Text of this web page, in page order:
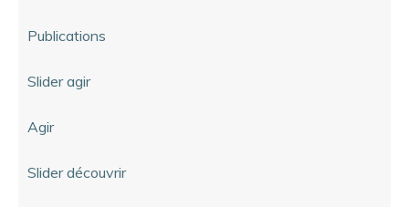
Publications
Slider agir
Agir
Slider découvrir